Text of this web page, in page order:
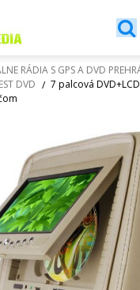
RÁDIA S GPS A DVD
DVD
7 palcová